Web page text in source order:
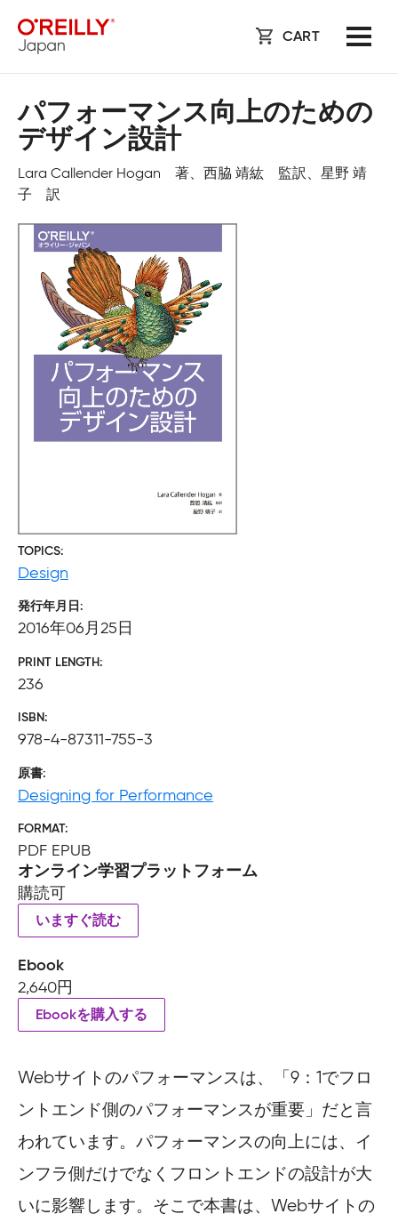
CART
パフォーマンス向上のための
デザイン設計
Lara Callender Hogan 著、西脇 靖紘 監訳、星野 靖
子 訳
TOPICS
Design
発行年月日
2016年06月25日
PRINT LENGTH
236
ISBN
978-4-87311-755-3
原書
Designing for Performance
FORMAT
PDF EPUB
オンライン学習プラットフォーム
購読可
いますぐ読む
Ebook
2,640円
Ebookを購入する
Webサイトのパフォーマンスは、「9：1でフロ
ントエンド側のパフォーマンスが重要」だと言
われています。パフォーマンスの向上には、イ
ンフラ側だけでなくフロントエンドの設計が大
いに影響します。そこで本書は、Webサイトの